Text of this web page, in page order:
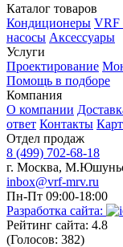
Каталог товаров
Кондиционеры VRF
насосы Аксессуары
Услуги
Проектирование
Помощь в подборе
Компания
О компании
ответ Контакты
Отдел продаж
8 (499) 702-68-18
г. Москва,
inbox@vrf-mrv.ru
Пн-Пт 09:00-18:00
Разработка сайта:
Рейтинг сайта: 4.8
(Голосов: 382)